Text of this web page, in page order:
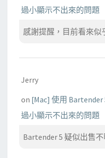
過小顯示不出來的問題
感謝提醒，目前看來似
Jerry
on [Mac] 使用
過小顯示不出來的問題
Bartender 5 疑似出售不